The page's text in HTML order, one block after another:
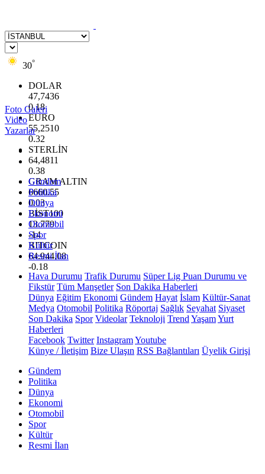
30°
DOLAR
47,7436
0.18
EURO
55,2510
0.32
STERLİN
64,4811
0.38
GRAM ALTIN
6660.55
0.03
BİST100
13.779
-14
BITCOIN
64.944,08
-0.18
Foto Galeri
Video
Yazarlar
Gündem
Politika
Dünya
Ekonomi
Otomobil
Spor
Kültür
Resmi İlan
Hava Durumu Trafik Durumu Süper Lig Puan Durumu ve
Fikstür Tüm Manşetler Son Dakika Haberleri
Dünya Eğitim Ekonomi Gündem Hayat İslam Kültür-Sanat
Medya Otomobil Politika Röportaj Sağlık Seyahat Siyaset
Son Dakika Spor Videolar Teknoloji Trend YaşamYurt
Haberleri
Facebook Twitter InstagramYoutube
Künye / İletişim Bize Ulaşın RSS Bağlantıları Üyelik Girişi
Gündem
Politika
Dünya
Ekonomi
Otomobil
Spor
Kültür
Resmi İlan